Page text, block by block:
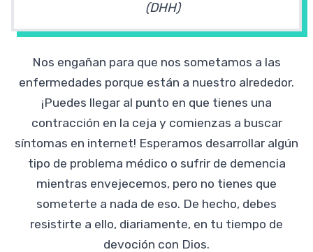
(DHH)
Nos engañan para que nos sometamos a las
enfermedades porque están a nuestro alrededor.
¡Puedes llegar al punto en que tienes una
contracción en la ceja y comienzas a buscar
síntomas en internet! Esperamos desarrollar algún
tipo de problema médico o sufrir de demencia
mientras envejecemos, pero no tienes que
someterte a nada de eso. De hecho, debes
resistirte a ello, diariamente, en tu tiempo de
devoción con Dios.